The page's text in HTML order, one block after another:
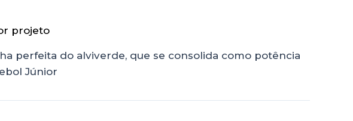
projeto
perfeita do alviverde, que se consolida como potência
Júnior